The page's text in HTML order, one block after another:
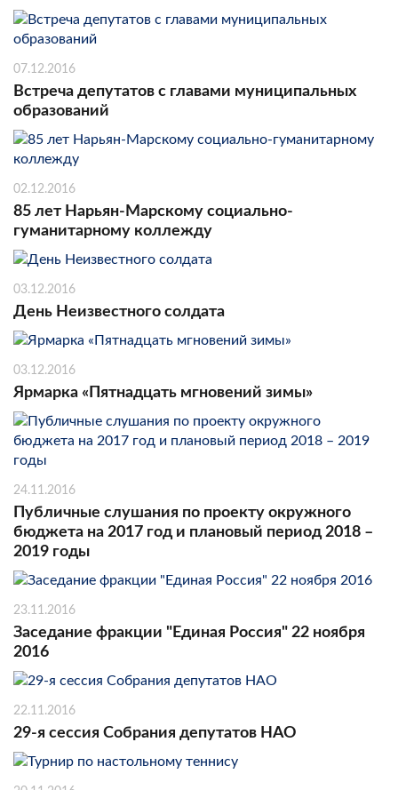
07.12.2016
Встреча депутатов с главами муниципальных
образований
02.12.2016
85 лет Нарьян-Марскому социально-
гуманитарному коллежду
03.12.2016
День Неизвестного солдата
03.12.2016
Ярмарка «Пятнадцать мгновений зимы»
24.11.2016
Публичные слушания по проекту окружного
бюджета на 2017 год и плановый период 2018 –
2019 годы
23.11.2016
Заседание фракции "Единая Россия" 22 ноября
2016
22.11.2016
29-я сессия Собрания депутатов НАО